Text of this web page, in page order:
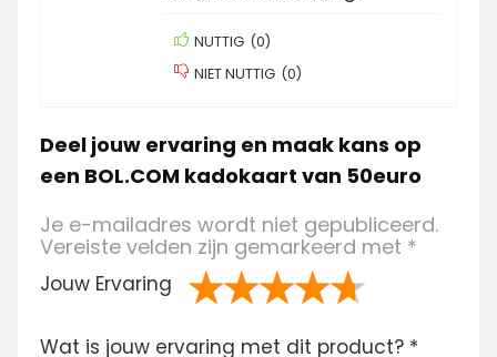
NUTTIG (0)
NIET NUTTIG (0)
Deel jouw ervaring en maak kans op
een BOL.COM kadokaart van 50euro
Je e-mailadres wordt niet gepubliceerd.
Vereiste velden zijn gemarkeerd met *
Jouw Ervaring
va
de 5
sterren
sterren
sterren
Wat is jouw ervaring met dit product? *